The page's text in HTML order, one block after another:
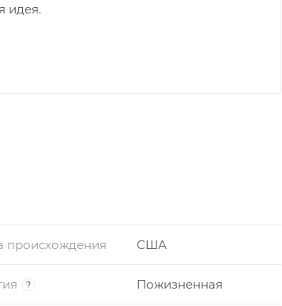
идея.
происхождения США
? Пожизненная